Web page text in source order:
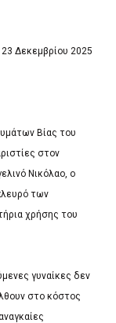
Δεκεμβρίου 2025
Βίας του
στον
Νικόλαο, ο
των
χρήσης του
γυναίκες δεν
στο κόστος